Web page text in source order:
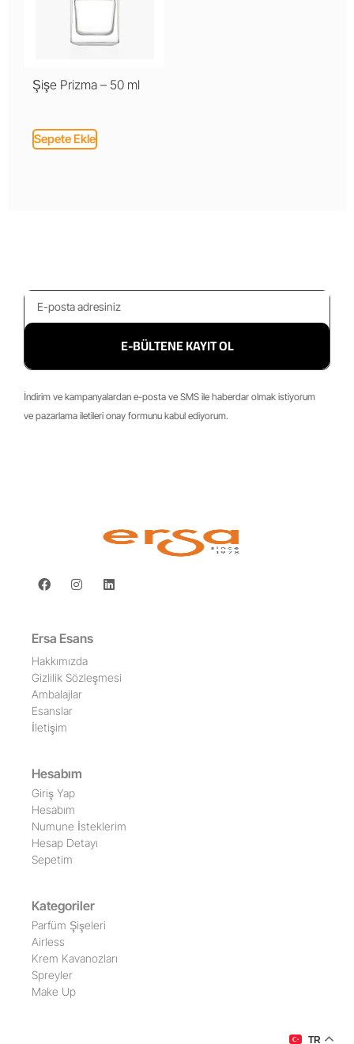
Şişe Prizma – 50 ml
Sepete Ekle
E-BÜLTENE KAYIT OL
İndirim ve kampanyalardan e-posta ve SMS ile haberdar olmak istiyorum
ve pazarlama iletileri onay formunu kabul ediyorum.
Ersa Esans
Hakkımızda
Gizlilik Sözleşmesi
Ambalajlar
Esanslar
İletişim
Hesabım
Giriş Yap
Hesabım
Numune İsteklerim
Hesap Detayı
Sepetim
Kategoriler
Parfüm Şişeleri
Airless
Krem Kavanozları
Spreyler
Make Up
TR